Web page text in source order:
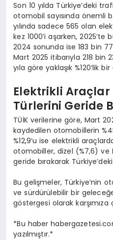
Son 10 yılda Türkiye’deki
otomobil sayısında önemli
yılında sadece 565 olan
kez 1000’i aşarken,
2024 sonunda ise 183 bin
Mart 2025 itibarıyla 218 bin
yıla göre yaklaşık %120’lik
Elektrikli Araçlar
Türlerini Geride
TÜİK verilerine göre, Mart
kaydedilen otomobillerin
%12,9’u ise elektrikli
otomobiller, dizel (%7,6) ve
geride bırakarak
Bu gelişmeler, Türkiye’nin
ve sürdürülebilir bir
göstergesi olarak karşımıza
*Bu haber
yazılmıştır.*